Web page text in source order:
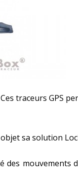
traceurs GPS
sa solution